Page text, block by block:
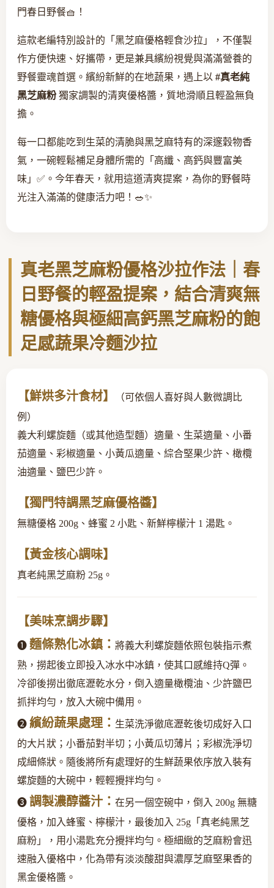
門春日野餐🧺！
這款老編特別設計的「黑芝麻優格輕食沙拉」，不僅製
作方便快速、好攜帶，更是兼具繽紛視覺與滿滿營養的
野餐靈魂首選。繽紛新鮮的在地蔬果，遇上以 #真老純
黑芝麻粉獨家調製的清爽優格醬，質地滑順且輕盈無負
擔。
每一口都能吃到生菜的清脆與黑芝麻特有的深邃穀物香
氣，一碗輕鬆補足身體所需的「高纖、高鈣與豐富美
味」✅。今年春天，就用這道清爽提案，為你的野餐時
光注入滿滿的健康活力吧！🥗✨
真老黑芝麻粉優格沙拉作法｜春
日野餐的輕盈提案，結合清爽無
糖優格與極細高鈣黑芝麻粉的飽
足感蔬果冷麵沙拉
【鮮烘多汁食材】
（可依個人喜好與人數微調比
例）
義大利螺旋麵（或其他造型麵）適量、生菜適量、小番
茄適量、彩椒適量、小黃瓜適量、綜合堅果少許、橄欖
油適量、鹽巴少許。
【獨門特調黑芝麻優格醬】
無糖優格 200g、蜂蜜 2 小匙、新鮮檸檬汁 1 湯匙。
【黃金核心調味】
真老純黑芝麻粉 25g。
【美味烹調步驟】
❶ 麵條熟化冰鎮： 將義大利螺旋麵依照包裝指示煮
熟，撈起後立即投入冰水中冰鎮，使其口感維持Q彈。
冷卻後撈出徹底瀝乾水分，倒入適量橄欖油、少許鹽巴
抓拌均勻，放入大碗中備用。
❷ 繽紛蔬果處理： 生菜洗淨徹底瀝乾後切成好入口
的大片狀；小番茄對半切；小黃瓜切薄片；彩椒洗淨切
成細條狀。隨後將所有處理好的生鮮蔬果依序放入裝有
螺旋麵的大碗中，輕輕攪拌均勻。
❸ 調製濃醇醬汁： 在另一個空碗中，倒入 200g 無糖
優格，加入蜂蜜、檸檬汁，最後加入 25g「真老純黑芝
麻粉」，用小湯匙充分攪拌均勻。極細緻的芝麻粉會迅
速融入優格中，化為帶有淡淡酸甜與濃厚芝麻堅果香的
黑金優格醬。